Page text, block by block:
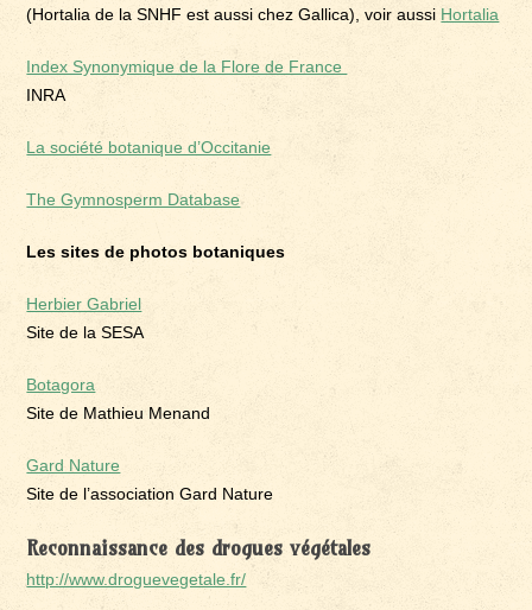
(Hortalia de la SNHF est aussi chez Gallica), voir aussi Hortalia
Index Synonymique de la Flore de France
INRA
La société botanique d’Occitanie
The Gymnosperm Database
Les sites de photos botaniques
Herbier Gabriel
Site de la SESA
Botagora
Site de Mathieu Menand
Gard Nature
Site de l’association Gard Nature
Reconnaissance des drogues végétales
http://www.droguevegetale.fr/